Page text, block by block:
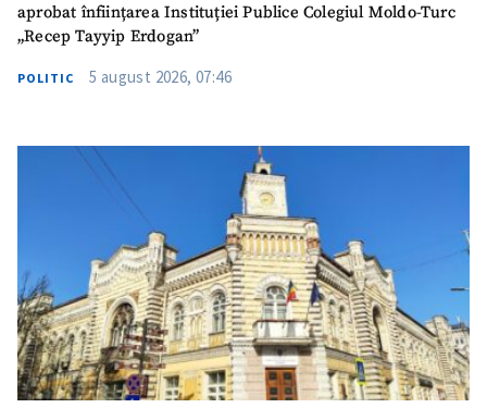
SUSȚINE
aprobat înființarea Instituției Publice Colegiul Moldo-Turc
„Recep Tayyip Erdogan”
POLITIC 5 august 2026, 07:46